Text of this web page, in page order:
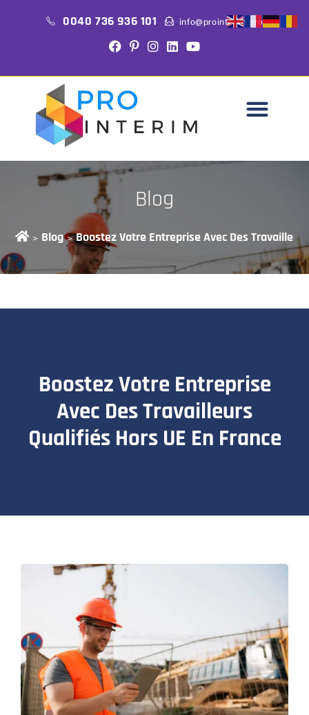
0040 736 936 101 info@prointerim.pro
Blog
> Blog > Boostez Votre Entreprise Avec Des
Boostez Votre Entreprise
Avec Des Travailleurs
Qualifiés Hors UE En France